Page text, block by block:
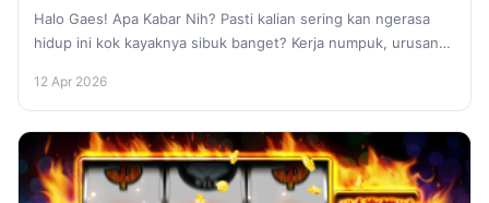
Halo Gaes! Apa Kabar Nih? Pasti kalian sering kan ngerasa
hidup ini kok kayaknya sibuk banget? Kerja numpuk, urusan
12 Apr 2026